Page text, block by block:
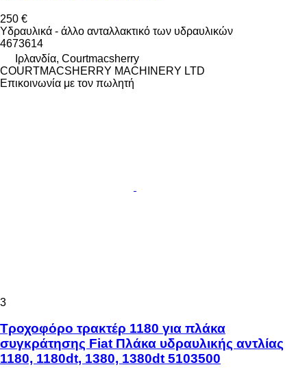
250 €
Υδραυλικά - άλλο ανταλλακτικό των υδραυλικών
4673614
Ιρλανδία, Courtmacsherry
COURTMACSHERRY MACHINERY LTD
Επικοινωνία με τον πωλητή
3
Τροχοφόρο τρακτέρ 1180 για πλάκα
συγκράτησης Fiat Πλάκα υδραυλικής αντλίας
1180, 1180dt, 1380, 1380dt 5103500